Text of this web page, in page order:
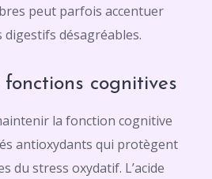
peut parfois accentuer
désagréables.
cognitives
la fonction cognitive
antioxydants qui protègent
du stress oxydatif. L’acide